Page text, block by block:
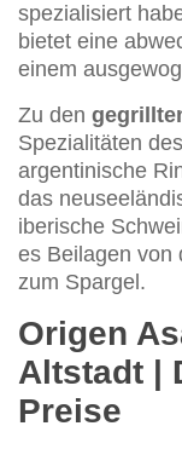
spezialisiert
bietet eine
einem
Zu den
Spezialitäten
argentinische
das
iberische
es Beilagen von
zum Spargel.
Origen
Altstadt |
Preise